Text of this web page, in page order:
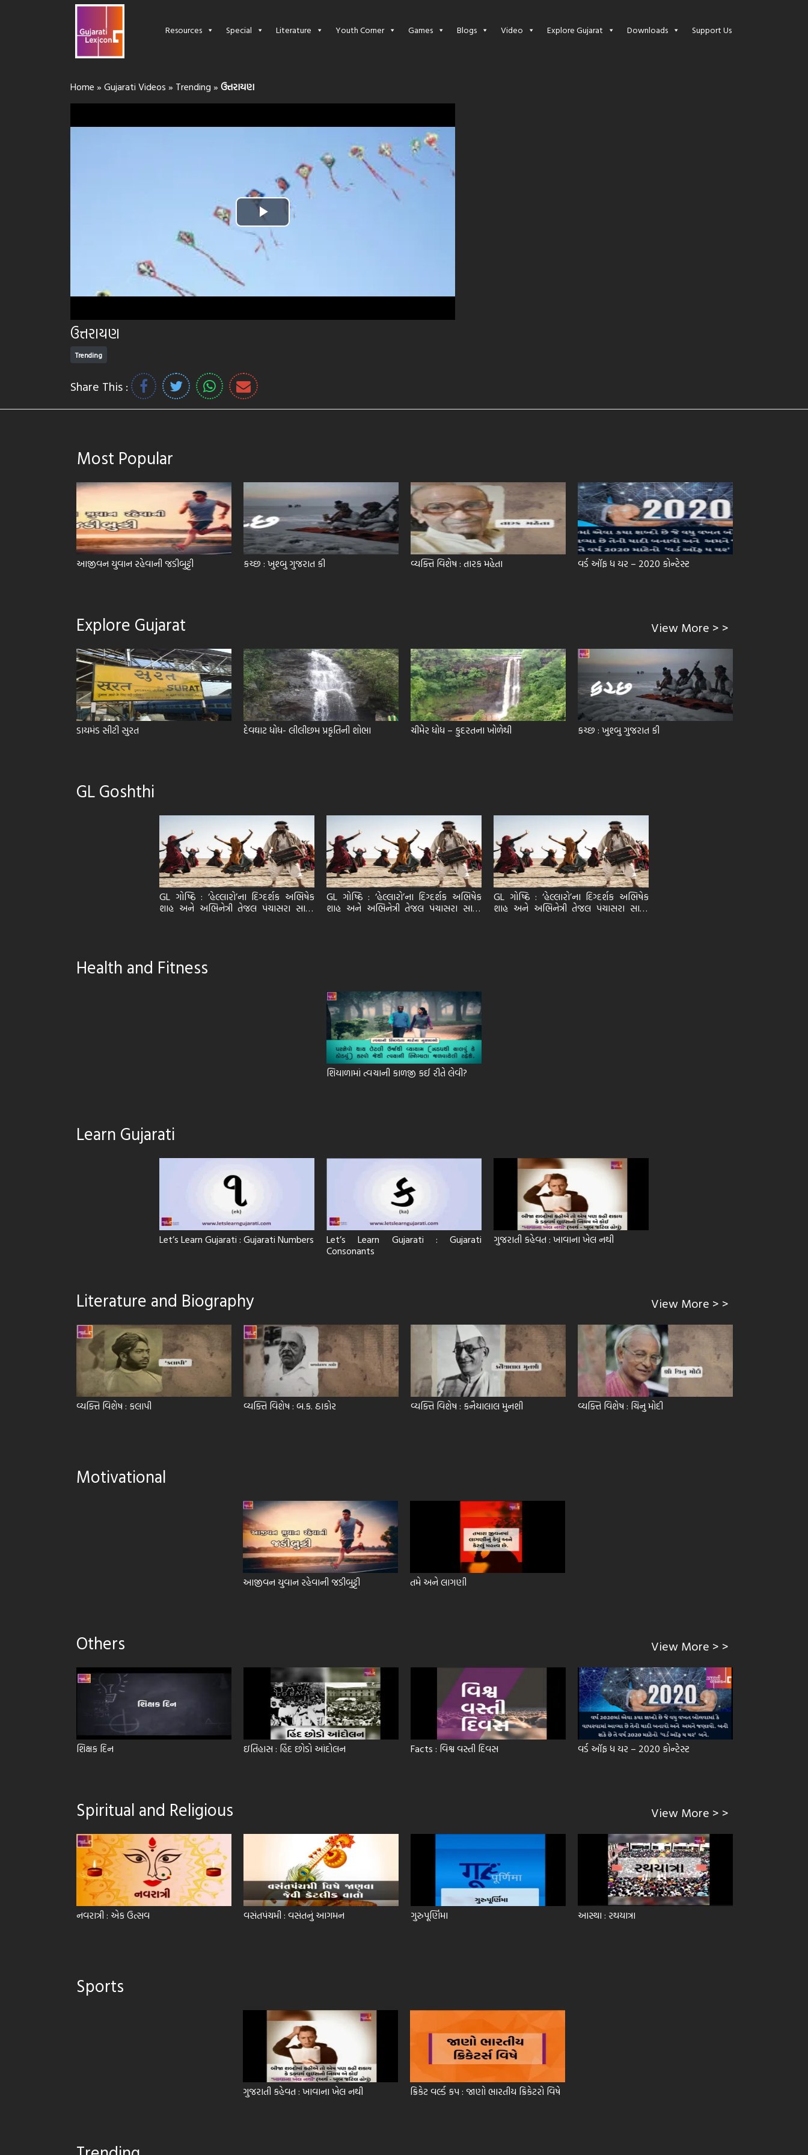
Resources Special Literature Youth Corner Games Blogs Video Explore Gujarat Downloads Support Us
Home » Gujarati Videos » Trending » ઉત્તરાયણ
Play
Video
ઉત્તરાયણ
Trending
Share This :
Most Popular
આજીવન યુવાન રહેવાની જડીબુટ્ટી કચ્છ : ખુશ્બુ ગુજરાત કી વ્યક્તિ વિશેષ : તારક મહેતા વર્ડ ઑફ ધ યર – 2020 કોન્ટેસ્ટ
Explore Gujarat View More > >
ડાયમંડ સીટી સુરત દેવઘાટ ધોધ- લીલીછમ પ્રકૃતિની શોભા ચીમેર ધોધ – કુદરતના ખોળેથી કચ્છ : ખુશ્બુ ગુજરાત કી
GL Goshthi
GL ગોષ્ઠિ : ‘હેલ્લારો’ના દિગ્દર્શક અભિષેક
શાહ અને અભિનેત્રી તેજલ પંચાસરા સાથે।
GL ગોષ્ઠિ : ‘હેલ્લારો’ના દિગ્દર્શક અભિષેક
શાહ અને અભિનેત્રી તેજલ પંચાસરા સાથે।
GL ગોષ્ઠિ : ‘હેલ્લારો’ના દિગ્દર્શક અભિષેક
શાહ અને અભિનેત્રી તેજલ પંચાસરા સાથે।
Health and Fitness
શિયાળામાં ત્વચાની કાળજી કઈ રીતે લેવી?
Learn Gujarati
Let’s Learn Gujarati : Gujarati Numbers Let’s Learn Gujarati : Gujarati
Consonants
ગુજરાતી કહેવત : ખાવાના ખેલ નથી
Literature and Biography View More > >
વ્યક્તિ વિશેષ : કલાપી વ્યક્તિ વિશેષ : બ.ક. ઠાકોર વ્યક્તિ વિશેષ : કનૈયાલાલ મુનશી વ્યક્તિ વિશેષ : ચિનુ મોદી
Motivational
આજીવન યુવાન રહેવાની જડીબુટ્ટી તમે અને લાગણી
Others View More > >
શિક્ષક દિન ઇતિહાસ : હિંદ છોડો આંદોલન Facts : વિશ્વ વસ્તી દિવસ વર્ડ ઑફ ધ યર – 2020 કોન્ટેસ્ટ
Spiritual and Religious View More > >
નવરાત્રી : એક ઉત્સવ વસંતપંચમી : વસંતનું આગમન ગુરુપૂર્ણિમા આસ્થા : રથયાત્રા
Sports
ગુજરાતી કહેવત : ખાવાના ખેલ નથી ક્રિકેટ વર્લ્ડ કપ : જાણો ભારતીય ક્રિકેટરો વિષે